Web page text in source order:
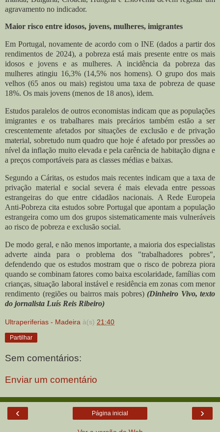
agravamento no indicador.
Maior risco entre idosos, jovens, mulheres, imigrantes
Em Portugal, novamente de acordo com o INE (dados a partir dos
rendimentos de 2024), a pobreza está mais presente entre os mais
idosos e jovens e as mulheres. A incidência da pobreza das
mulheres atingiu 16,3% (14,5% nos homens). O grupo dos mais
velhos (65 anos ou mais) registou uma taxa de pobreza de quase
18%. Os mais jovens (menos de 18 anos), idem.
Estudos paralelos de outros economistas indicam que as populações
imigrantes e os trabalhares mais precários também estão a ser
crescentemente afetados por situações de exclusão e de privação
material, sobretudo num quadro que hoje é afetado por pressões ao
nível da inflação muito elevada e pela carência de habitação digna e
a preços comportáveis para as classes médias e baixas.
Segundo a Cáritas, os estudos mais recentes indicam que a taxa de
privação material e social severa é mais elevada entre pessoas
estrangeiras do que entre cidadãos nacionais. A Rede Europeia
Anti-Pobreza cita estudos sobre Portugal que apontam a população
estrangeira como um dos grupos sistematicamente mais vulneráveis
ao risco de pobreza e exclusão social.
De modo geral, e não menos importante, a maioria dos especialistas
adverte ainda para o problema dos "trabalhadores pobres",
defendendo que os estudos mostram que o risco de pobreza piora
quando se combinam fatores como baixa escolaridade, famílias com
crianças, situação laboral instável e residência em zonas com menor
rendimento (regiões ou bairros mais pobres) (Dinheiro Vivo, texto
do jornalista Luís Reis Ribeiro)
Ultraperiferias - Madeira à(s) 21:40
Partilhar
Sem comentários:
Enviar um comentário
‹ ›
Página inicial